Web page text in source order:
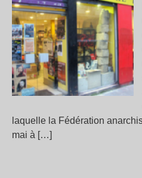
laquelle la Fédération
mai à […]